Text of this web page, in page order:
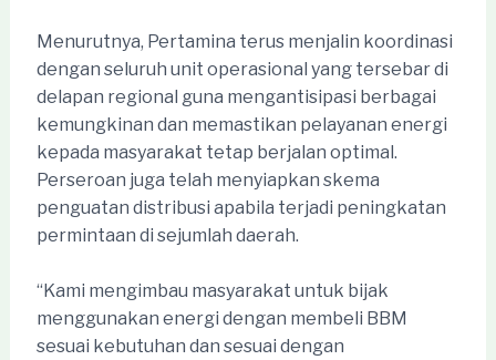
Menurutnya, Pertamina terus menjalin koordinasi
dengan seluruh unit operasional yang tersebar di
delapan regional guna mengantisipasi berbagai
kemungkinan dan memastikan pelayanan energi
kepada masyarakat tetap berjalan optimal.
Perseroan juga telah menyiapkan skema
penguatan distribusi apabila terjadi peningkatan
permintaan di sejumlah daerah.
“Kami mengimbau masyarakat untuk bijak
menggunakan energi dengan membeli BBM
sesuai kebutuhan dan sesuai dengan